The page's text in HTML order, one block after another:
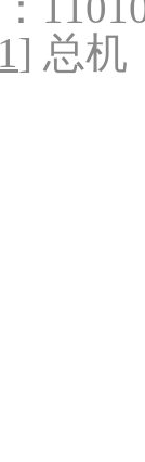
] 总机